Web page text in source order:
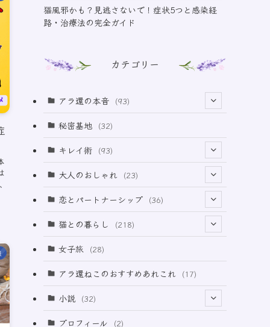
猫風邪かも？見逃さないで！症状5つと感染経
路・治療法の完全ガイド
カテゴリー
アラ還の本音 (93)
(69)
(18)
秘密基地 (32)
キレイ術 (93)
(32)
(49)
大人のおしゃれ (23)
(21)
(2)
恋とパートナーシップ (36)
(33)
(3)
猫との暮らし (218)
(21)
(49)
女子旅 (28)
アラ還ねこのおすすめあれこれ (17)
小説 (32)
プロフィール (2)